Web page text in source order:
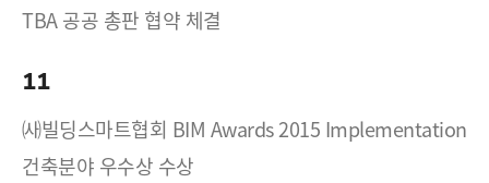
TBA 공공 총판 협약 체결
11
㈔빌딩스마트협회 BIM Awards 2015 Implementation
건축분야 우수상 수상